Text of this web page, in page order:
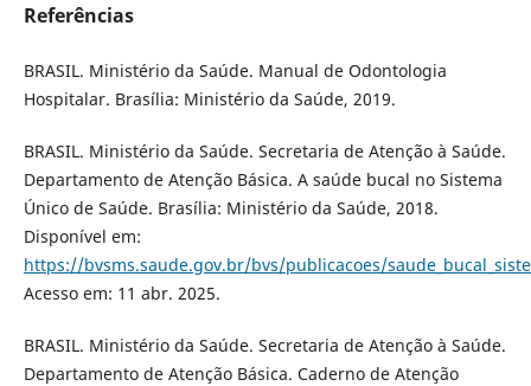
Referências
BRASIL. Ministério da Saúde. Manual de Odontologia
Hospitalar. Brasília: Ministério da Saúde, 2019.
BRASIL. Ministério da Saúde. Secretaria de Atenção à Saúde.
Departamento de Atenção Básica. A saúde bucal no Sistema
Único de Saúde. Brasília: Ministério da Saúde, 2018.
Disponível em:
https://bvsms.saude.gov.br/bvs/publicacoes/
Acesso em: 11 abr. 2025.
BRASIL. Ministério da Saúde. Secretaria de Atenção à Saúde.
Departamento de Atenção Básica. Caderno de Atenção